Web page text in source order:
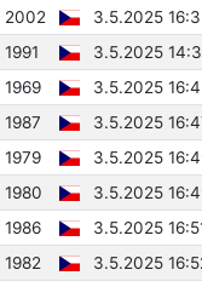
2002
3.5.2025
1991
3.5.2025
1969
3.5.2025
1987
3.5.2025
1979
3.5.2025
1980
3.5.2025
1986
3.5.2025
1982
3.5.2025